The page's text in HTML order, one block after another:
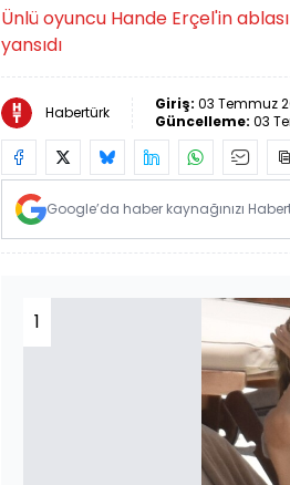
Ünlü oyuncu Hande Erçel'in
yansıdı
Habertürk Giriş: 03 Temmuz
Güncelleme: 03
Google’da haber kaynağınızı
1